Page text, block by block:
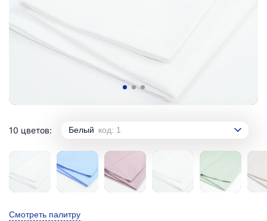
10 цветов: Белый код: 1
Смотреть палитру